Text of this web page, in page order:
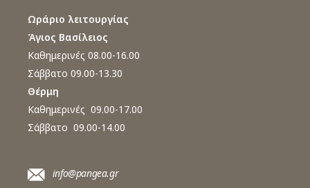
Ωράριο λειτουργίας
Άγιος Βασίλειος
Καθημερινές 08.00-16.00
Σάββατο 09.00-13.30
Θέρμη
Καθημερινές 09.00-17.00
Σάββατο 09.00-14.00
info@pangea.gr